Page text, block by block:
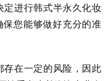
进行韩式半永久化妆
您能够做好充分的准
在一定的风险，因此